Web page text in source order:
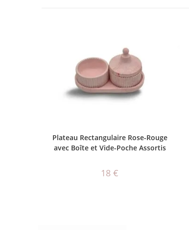
Plateau Rectangulaire Rose-Rouge
avec Boîte et Vide-Poche Assortis
18€